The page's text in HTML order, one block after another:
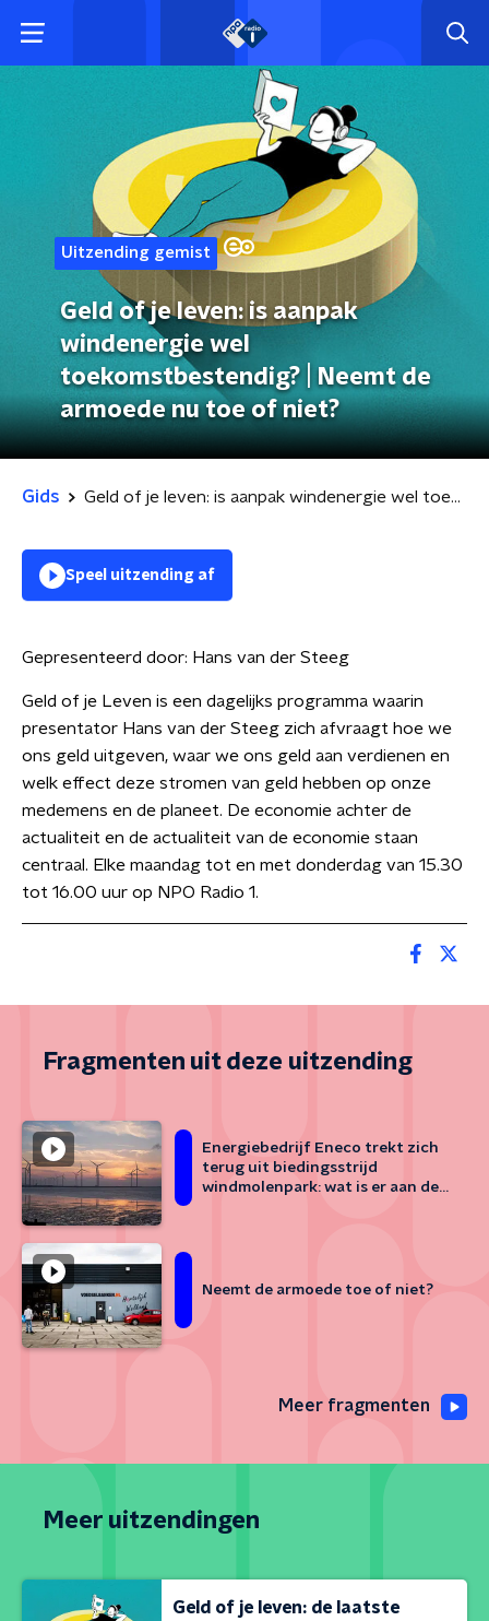
Uitzending gemist
Geld of je leven: is aanpak
windenergie wel
toekomstbestendig? | Neemt de
armoede nu toe of niet?
Gids Geld of je leven: is aanpak windenergie wel toekomstbestendig? | Neemt de armoede nu toe of niet?
Speel uitzending af
Gepresenteerd door: Hans van der Steeg
Geld of je Leven is een dagelijks programma waarin
presentator Hans van der Steeg zich afvraagt hoe we
ons geld uitgeven, waar we ons geld aan verdienen en
welk effect deze stromen van geld hebben op onze
medemens en de planeet. De economie achter de
actualiteit en de actualiteit van de economie staan
centraal. Elke maandag tot en met donderdag van 15.30
tot 16.00 uur op NPO Radio 1.
Fragmenten uit deze uitzending
Energiebedrijf Eneco trekt zich
terug uit biedingsstrijd
windmolenpark: wat is er aan de
Neemt de armoede toe of niet?
Meer fragmenten
Meer uitzendingen
Geld of je leven: de laatste